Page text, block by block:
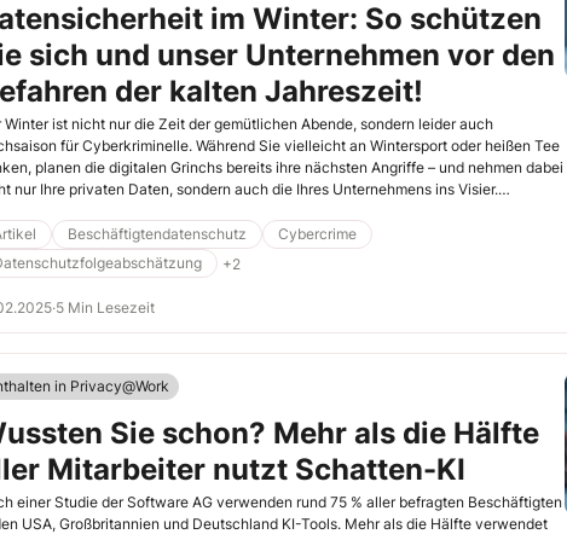
im Winter: So schützen
sich und unser Unternehmen vor den
der kalten Jahreszeit!
Winter ist nicht nur die Zeit der gemütlichen Abende, sondern leider auch
für Cyberkriminelle. Während Sie vielleicht an Wintersport oder heißen Tee
planen die digitalen Grinchs bereits ihre nächsten Angriffe – und nehmen dabei
nur Ihre privaten Daten, sondern auch die Ihres Unternehmens ins Visier.
sind beliebte Tricks, um Mitarbeiter in die Falle zu locken.
Beschäftigtendatenschutz
Cybercrime
+2
·5 Min Lesezeit
in Privacy@Work
Sie schon? Mehr als die Hälfte
Mitarbeiter nutzt Schatten-KI
einer Studie der Software AG verwenden rund 75 % aller befragten Beschäftigten
USA, Großbritannien und Deutschland KI-Tools. Mehr als die Hälfte verwendet